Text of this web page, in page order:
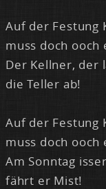
Auf der Fes­tung
muss doch
Der Kell­ner, der
die Tel­ler ab!
Auf der Fes­tung
muss doch ooch
Am Sonn­tag
fährt er Mist!